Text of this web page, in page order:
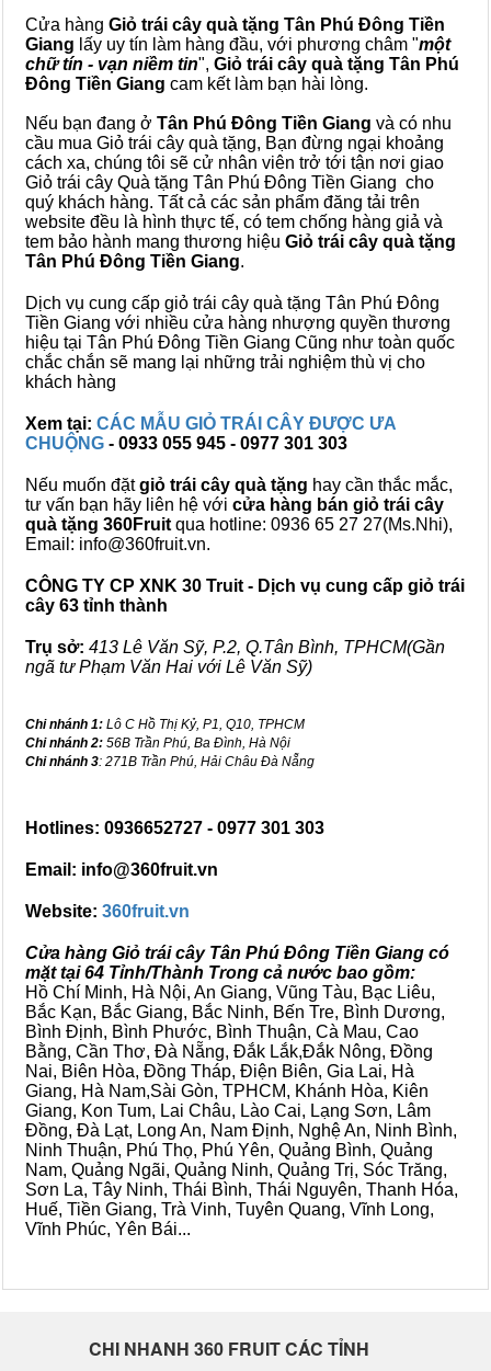
Cửa hàng Giỏ trái cây quà tặng Tân Phú Đông Tiền
Giang lấy uy tín làm hàng đầu, với phương châm "một
chữ tín - vạn niềm tin", Giỏ trái cây quà tặng Tân Phú
Đông Tiền Giang cam kết làm bạn hài lòng.
Nếu bạn đang ở Tân Phú Đông Tiền Giang và có nhu
cầu mua Giỏ trái cây quà tặng, Bạn đừng ngại khoảng
cách xa, chúng tôi sẽ cử nhân viên trở tới tận nơi giao
Giỏ trái cây Quà tặng Tân Phú Đông Tiền Giang cho
quý khách hàng. Tất cả các sản phẩm đăng tải trên
website đều là hình thực tế, có tem chống hàng giả và
tem bảo hành mang thương hiệu Giỏ trái cây quà tặng
Tân Phú Đông Tiền Giang.
Dịch vụ cung cấp giỏ trái cây quà tặng Tân Phú Đông
Tiền Giang với nhiều cửa hàng nhượng quyền thương
hiệu tại Tân Phú Đông Tiền Giang Cũng như toàn quốc
chắc chắn sẽ mang lại những trải nghiệm thù vị cho
khách hàng
Xem tại: CÁC MẪU GIỎ TRÁI CÂY ĐƯỢC ƯA
CHUỘNG - 0933 055 945 - 0977 301 303
Nếu muốn đặtgiỏ trái cây quà tặng hay cần thắc mắc,
tư vấn bạn hãy liên hệ với cửa hàng bán giỏ trái cây
quà tặng 360Fruit qua hotline: 0936 65 27 27(Ms.Nhi),
Email: info@360fruit.vn.
CÔNG TY CP XNK 30 Truit - Dịch vụ cung cấp giỏ trái
cây 63 tỉnh thành
Trụ sở: 413 Lê Văn Sỹ, P.2, Q.Tân Bình, TPHCM(Gần
ngã tư Phạm Văn Hai với Lê Văn Sỹ)
Chi nhánh 1: Lô C Hồ Thị Kỷ, P1, Q10, TPHCM
Chi nhánh 2: 56B Trần Phú, Ba Đình, Hà Nội
Chi nhánh 3: 271B Trần Phú, Hải Châu Đà Nẵng
Hotlines: 0936652727 - 0977 301 303
Email: info@360fruit.vn
Website: 360fruit.vn
Cửa hàng Giỏ trái cây Tân Phú Đông Tiền Giang có
mặt tại 64 Tỉnh/Thành Trong cả nước bao gồm:
Hồ Chí Minh, Hà Nội, An Giang, Vũng Tàu, Bạc Liêu,
Bắc Kạn, Bắc Giang, Bắc Ninh, Bến Tre, Bình Dương,
Bình Định, Bình Phước, Bình Thuận, Cà Mau, Cao
Bằng, Cần Thơ, Đà Nẵng, Đắk Lắk,Đắk Nông, Đồng
Nai, Biên Hòa, Đồng Tháp, Điện Biên, Gia Lai, Hà
Giang, Hà Nam,Sài Gòn, TPHCM, Khánh Hòa, Kiên
Giang, Kon Tum, Lai Châu, Lào Cai, Lạng Sơn, Lâm
Đồng, Đà Lạt, Long An, Nam Định, Nghệ An, Ninh Bình,
Ninh Thuận, Phú Thọ, Phú Yên, Quảng Bình, Quảng
Nam, Quảng Ngãi, Quảng Ninh, Quảng Trị, Sóc Trăng,
Sơn La, Tây Ninh, Thái Bình, Thái Nguyên, Thanh Hóa,
Huế, Tiền Giang, Trà Vinh, Tuyên Quang, Vĩnh Long,
Vĩnh Phúc, Yên Bái...
CHI NHANH 360 FRUIT CÁC TỈNH